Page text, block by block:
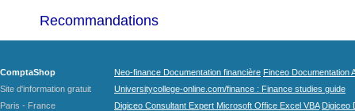
Recommandations
ComptaShop
Site d'information gratuit
Paris - France
Neo-finance Documentation financière Finceo Documentation
Universitycollege-online.com/finance : Finance studies guide
Digiceo Consultant Expert Microsoft Office Excel VBA Digiceo